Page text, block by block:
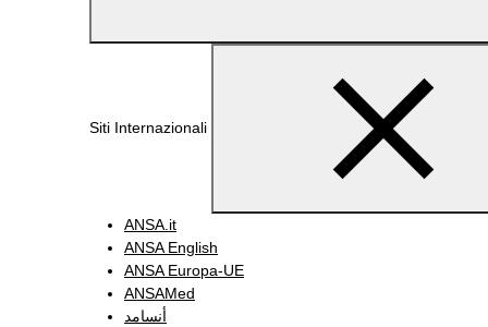
Siti Internazionali
ANSA.it
ANSA English
ANSA Europa-UE
ANSAMed
أنسامد